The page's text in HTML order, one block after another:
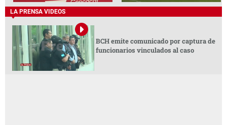
LA PRENSA VIDEOS
BCH emite comunicado por captura de
funcionarios vinculados al caso